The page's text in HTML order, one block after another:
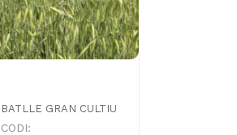
BATLLE GRAN CULTIU
CODI: